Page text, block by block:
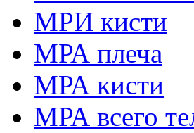
МРИ кисти
МРА плеча
МРА кисти
МРА всего